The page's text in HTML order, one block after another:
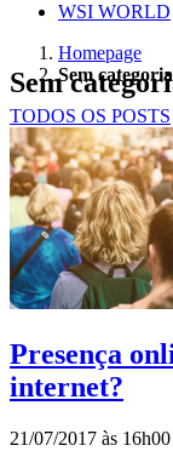
WSI WORLD
Sem
Homepage
Sem categoria
TODOS OS POSTS
Presença
internet?
21/07/2017 às 16h00